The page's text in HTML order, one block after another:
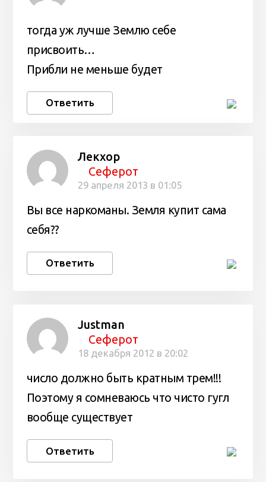
тогда уж лучше Землю себе
присвоить…
Прибли не меньше будет
Ответить
Лекхор
Сеферот
29 апреля 2013 в 01:05
Вы все наркоманы. Земля купит сама
себя??
Ответить
Justman
Сеферот
18 декабря 2012 в 20:02
число должно быть кратным трем!!!
Поэтому я сомневаюсь что чисто гугл
вообще существует
Ответить